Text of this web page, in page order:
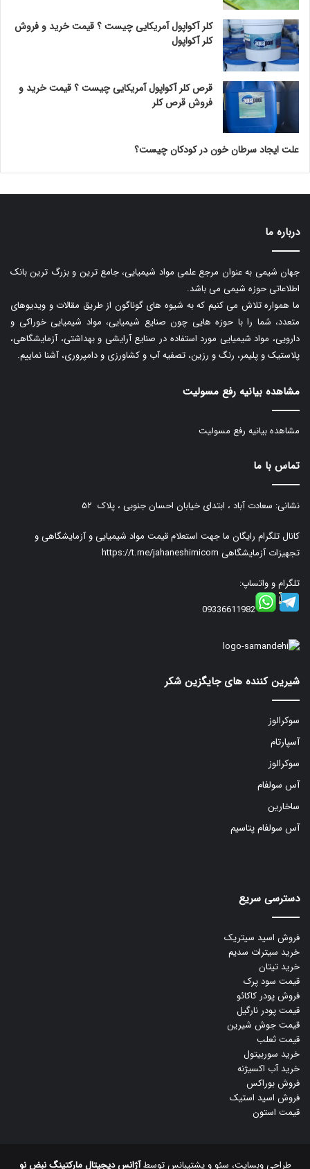
کلر آکواپول آمریکایی چیست ؟ قیمت خرید و فروش
کلر آکواپول
قرص کلر آکواپول آمریکایی چیست ؟ قیمت خرید و
فروش قرص کلر
علت ایجاد سرطان خون در کودکان چیست؟
درباره ما
جهان شیمی به عنوان مرجع علمی مواد شیمیایی، جامع ترین و بزرگ ترین بانک
اطلاعاتی حوزه شیمی می باشد.
ما همواره تلاش می کنیم که به شیوه های گوناگون از طریق مقالات و ویدیوهای
متعدد، شما را با حوزه هایی چون صنایع شیمیایی، مواد شیمیایی خوراکی و
دارویی، مواد شیمیایی مورد استفاده در صنایع آرایشی و بهداشتی، آزمایشگاهی،
پلاستیک و پلیمر، رنگ و رزین، تصفیه آب و کشاورزی و دامپروری، آشنا نماییم.
مشاهده بیانیه رفع مسولیت
مشاهده بیانیه رفع مسولیت
تماس با ما
نشانی: سعادت آباد ، ابتدای خیابان احسان جنوبی ، پلاک ۵۲
کانال تلگرام رایگان ما جهت استعلام قیمت مواد شیمیایی و آزمایشگاهی و
تجهیزات آزمایشگاهی https://t.me/jahaneshimicom
تلگرام و واتساپ:
09336611982
شیرین کننده های جایگزین شکر
سوکرالوز
آسپارتام
سوکرالوز
آس سولفام
ساخارین
آس سولفام پتاسیم
دسترسی سریع
فروش اسید سیتریک
خرید سیترات سدیم
خرید تیتان
قیمت سود پرک
فروش پودر کاکائو
قیمت پودر نارگیل
قیمت جوش شیرین
قیمت ثعلب
خرید سوربیتول
خرید آب اکسیژنه
فروش بوراکس
فروش اسید استیک
قیمت استون
طراحی وبسایت، سئو و پشتیبانس توسطآژانس دیجیتال مارکتینگ نبض نو